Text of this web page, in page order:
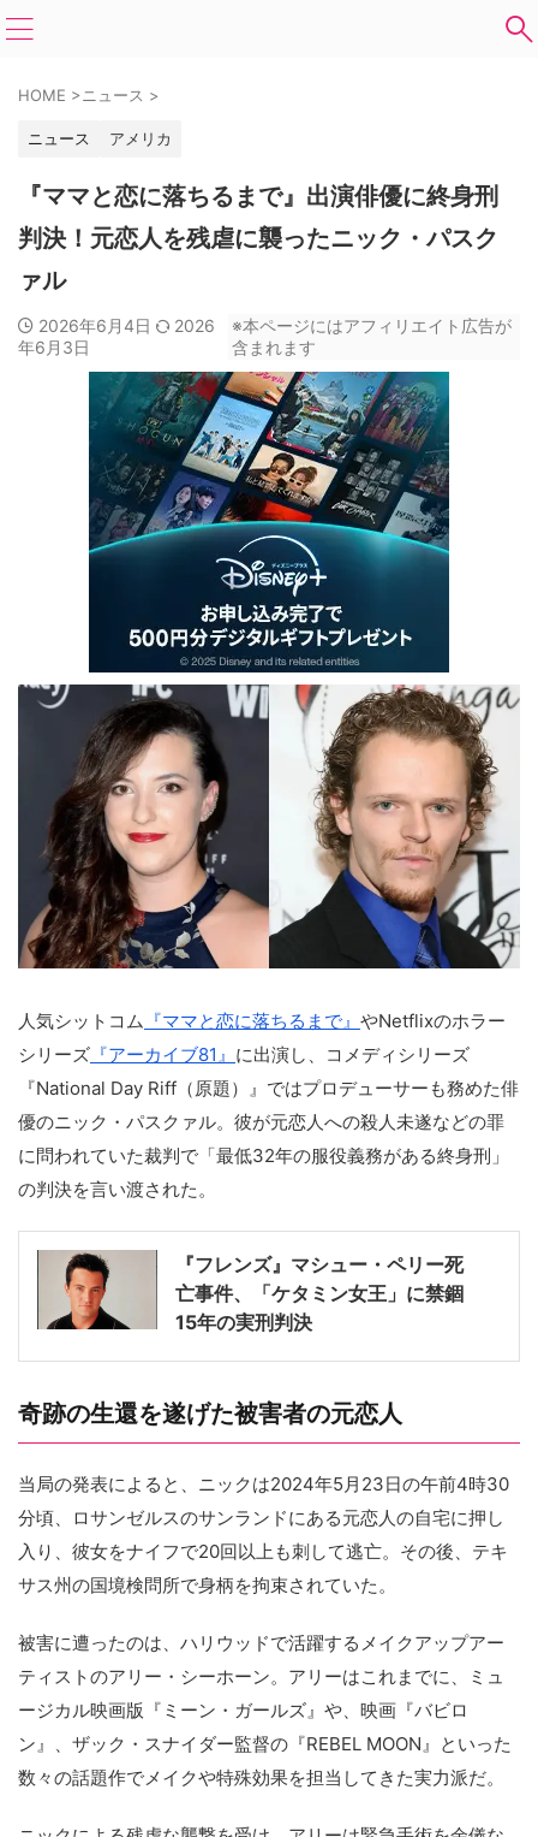
HOME >ニュース >
ニュース アメリカ
『ママと恋に落ちるまで』出演俳優に終身刑
判決！元恋人を残虐に襲ったニック・パスク
ァル
2026年6月4日
2026
年6月3日
※本ページにはアフィリエイト広告が
含まれます
人気シットコム 『ママと恋に落ちるまで』 やNetflixのホラー
シリーズ 『アーカイブ81』 に出演し、コメディシリーズ
『National Day Riff（原題）』ではプロデューサーも務めた俳
優のニック・パスクァル。彼が元恋人への殺人未遂などの罪
に問われていた裁判で「最低32年の服役義務がある終身刑」
の判決を言い渡された。
『フレンズ』マシュー・ペリー死
亡事件、「ケタミン女王」に禁錮
15年の実刑判決
奇跡の生還を遂げた被害者の元恋人
当局の発表によると、ニックは2024年5月23日の午前4時30
分頃、ロサンゼルスのサンランドにある元恋人の自宅に押し
入り、彼女をナイフで20回以上も刺して逃亡。その後、テキ
サス州の国境検問所で身柄を拘束されていた。
被害に遭ったのは、ハリウッドで活躍するメイクアップアー
ティストのアリー・シーホーン。アリーはこれまでに、ミュ
ージカル映画版『ミーン・ガールズ』や、映画『バビロ
ン』、ザック・スナイダー監督の『REBEL MOON』といった
数々の話題作でメイクや特殊効果を担当してきた実力派だ。